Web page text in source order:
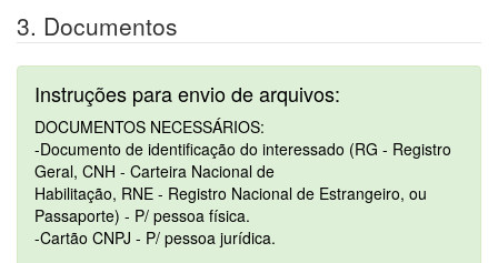
3. Documentos
Instruções para envio de arquivos:
DOCUMENTOS NECESSÁRIOS:
-Documento de identificação do interessado (RG - Registro
Geral, CNH - Carteira Nacional de
Habilitação, RNE - Registro Nacional de Estrangeiro, ou
Passaporte) - P/ pessoa física.
-Cartão CNPJ - P/ pessoa jurídica.